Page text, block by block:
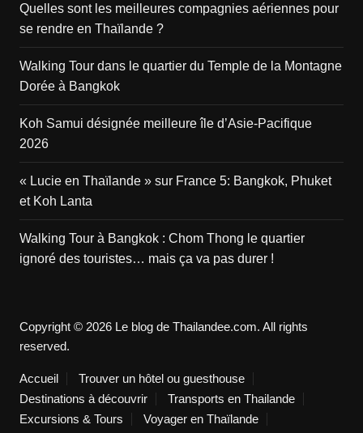
Quelles sont les meilleures compagnies aériennes pour
se rendre en Thaïlande ?
Walking Tour dans le quartier du Temple de la Montagne
Dorée à Bangkok
Koh Samui désignée meilleure île d’Asie-Pacifique
2026
« Lucie en Thaïlande » sur France 5: Bangkok, Phuket
et Koh Lanta
Walking Tour à Bangkok : Chom Thong le quartier
ignoré des touristes… mais ça va pas durer !
Copyright © 2026 Le blog de Thailandee.com. All rights
reserved.
Accueil
Trouver un hôtel ou guesthouse
Destinations à découvrir
Transports en Thailande
Excursions & Tours
Voyager en Thaïlande